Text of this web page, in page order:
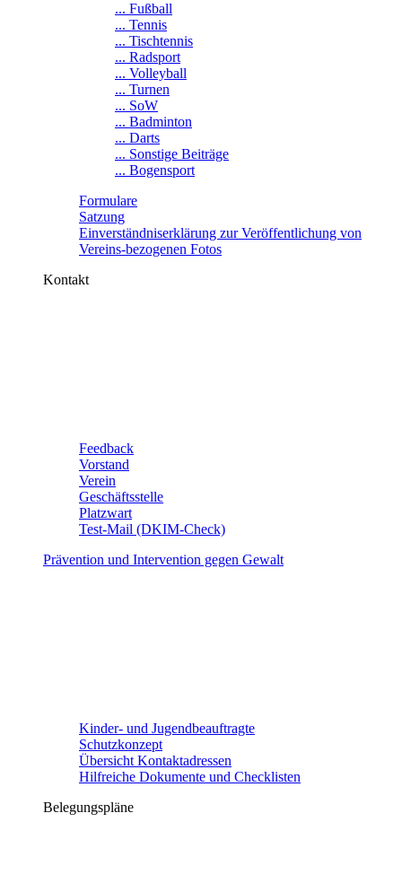
... Fußball
... Tennis
... Tischtennis
... Radsport
... Volleyball
... Turnen
... SoW
... Badminton
... Darts
... Sonstige Beiträge
... Bogensport
Formulare
Satzung
Einverständniserklärung zur Veröffentlichung von
Vereins-bezogenen Fotos
Kontakt
Feedback
Vorstand
Verein
Geschäftsstelle
Platzwart
Test-Mail (DKIM-Check)
Prävention und Intervention gegen Gewalt
Kinder- und Jugendbeauftragte
Schutzkonzept
Übersicht Kontaktadressen
Hilfreiche Dokumente und Checklisten
Belegungspläne